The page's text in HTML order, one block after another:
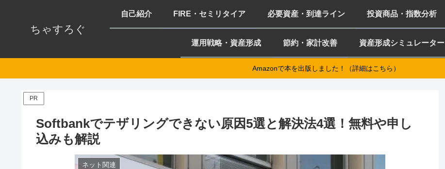
ちゃすろぐ
自己紹介 FIRE・セミリタイア 必要資産・到達ライン 投資商品・指数分析
運用戦略・資産形成 節約・家計改善 資産形成シミュレーター
Amazonで本を出版しました！（詳細はこちら）
PR
Softbankでテザリングできない原因5選と解決法4選！無料や申し
込みも解説
ネット関連